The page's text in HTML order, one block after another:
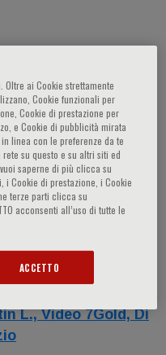
Filardi
Mihai,
Luigi,Bristow
Sassone-Corsi
Adrian A.,Piepoli
Alessandra,
Antonio,Greenberg
Cotter Gad,
Livio,
L.,Video 7Gold,Di
ai Cookie strettamente
Cookie funzionali per
Cookie di prestazione per
e Cookie di pubblicità mirata
linea con le preferenze da te
su questo e su altri siti ed
saperne di più clicca su
i Cookie di prestazione, i Cookie
terze parti clicca su
acconsenti all’uso di tutte le
ACCETTO